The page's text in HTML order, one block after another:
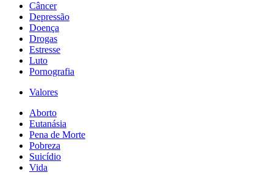
Câncer
Depressão
Doença
Drogas
Estresse
Luto
Pornografia
Valores
Aborto
Eutanásia
Pena de Morte
Pobreza
Suicídio
Vida